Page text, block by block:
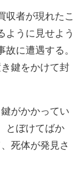
収者が現れたこ
ように見せよう
に遭遇する。
鍵をかけて封
がかかってい
とぼけてばか
死体が発見さ